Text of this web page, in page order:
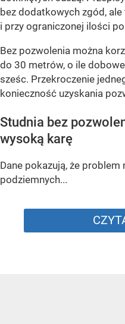
bez dodatkowych zgód,
i przy ograniczonej ilości
Bez pozwolenia można
do 30 metrów, o ile
sześc. Przekroczenie
konieczność uzyskania
Studnia bez
wysoką karę
Dane pokazują, że
podziemnych...